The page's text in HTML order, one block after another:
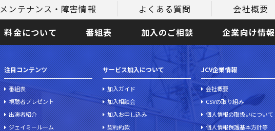
メンテナンス・障害情報 よくある質問
会社概要
料金について 番組表 加入のご相談 企業向け情報
注目コンテンツ
番組表
視聴者プレゼント
出演者紹介
ジェイミールーム
サービス加入について
加入ガイド
加入相談会
加入お申し込み
契約約款
JCV企業情報
会社概要
CSVの取り組み
個人情報の取扱いについて
個人情報保護基本方針等